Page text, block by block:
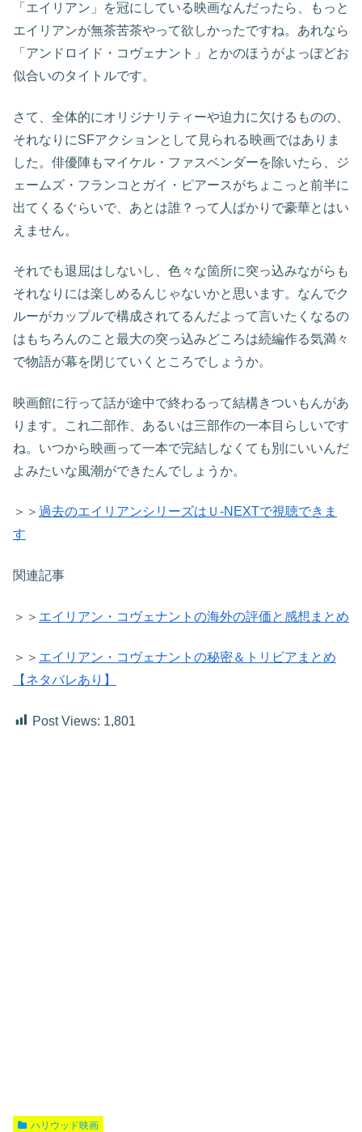
「エイリアン」を冠にしている映画なんだったら、もっと
エイリアンが無茶苦茶やって欲しかったですね。あれなら
「アンドロイド・コヴェナント」とかのほうがよっぽどお
似合いのタイトルです。
さて、全体的にオリジナリティーや迫力に欠けるものの、
それなりにSFアクションとして見られる映画ではありま
した。俳優陣もマイケル・ファスベンダーを除いたら、ジ
ェームズ・フランコとガイ・ピアースがちょこっと前半に
出てくるぐらいで、あとは誰？って人ばかりで豪華とはい
えません。
それでも退屈はしないし、色々な箇所に突っ込みながらも
それなりには楽しめるんじゃないかと思います。なんでク
ルーがカップルで構成されてるんだよって言いたくなるの
はもちろんのこと最大の突っ込みどころは続編作る気満々
で物語が幕を閉じていくところでしょうか。
映画館に行って話が途中で終わるって結構きついもんがあ
ります。これ二部作、あるいは三部作の一本目らしいです
ね。いつから映画って一本で完結しなくても別にいいんだ
よみたいな風潮ができたんでしょうか。
＞＞ 過去のエイリアンシリーズはＵ-NEXTで視聴できま
す
関連記事
＞＞ エイリアン・コヴェナントの海外の評価と感想まとめ
＞＞ エイリアン・コヴェナントの秘密＆トリビアまとめ
【ネタバレあり】
Post Views: 1,801
ハリウッド映画